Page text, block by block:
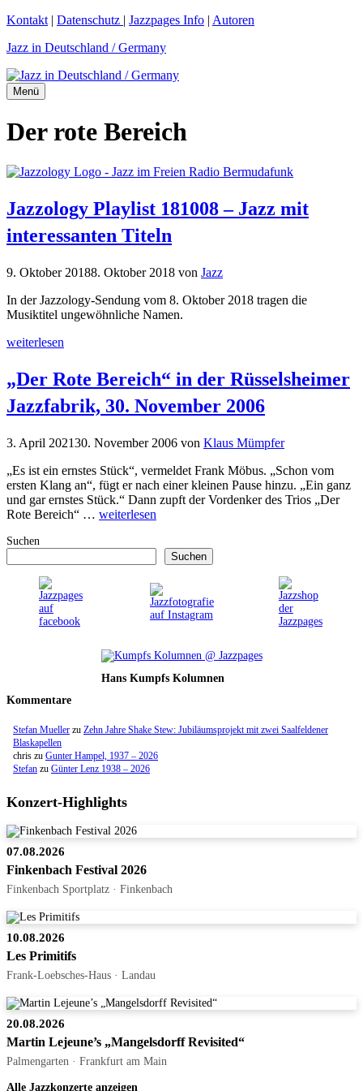
Zum
springen
Kontakt | Datenschutz | Jazzpages Info | Autoren
Jazz in Deutschland / Germany
Menü
Der rote Bereich
Jazzology Playlist 181008 – Jazz mit
interessanten Titeln
9. Oktober 20188. Oktober 2018 von Jazz
In der Jazzology-Sendung vom 8. Oktober 2018 tragen die
Musiktitel ungewöhnliche Namen.
weiterlesen
„Der Rote Bereich“ in der Rüsselsheimer
Jazzfabrik, 30. November 2006
3. April 202130. November 2006 von Klaus Mümpfer
„Es ist ein ernstes Stück“, vermeldet Frank Möbus. „Schon vom
ersten Klang an“, fügt er nach einer kleinen Pause hinzu. „Ein ganz
und gar ernstes Stück.“ Dann zupft der Vordenker des Trios „Der
Rote Bereich“ … weiterlesen
Suchen
Suchen
Hans Kumpfs Kolumnen
Kommentare
Stefan Mueller zu Zehn Jahre Shake Stew: Jubiläumsprojekt mit zwei Saalfeldener
Blaskapellen
chris zu Gunter Hampel, 1937 – 2026
Stefan zu Günter Lenz 1938 – 2026
Konzert-Highlights
07.08.2026
Finkenbach Festival 2026
Finkenbach Sportplatz · Finkenbach
10.08.2026
Les Primitifs
Frank-Loebsches-Haus · Landau
20.08.2026
Martin Lejeune’s „Mangelsdorff Revisited“
Palmengarten · Frankfurt am Main
Alle Jazzkonzerte anzeigen